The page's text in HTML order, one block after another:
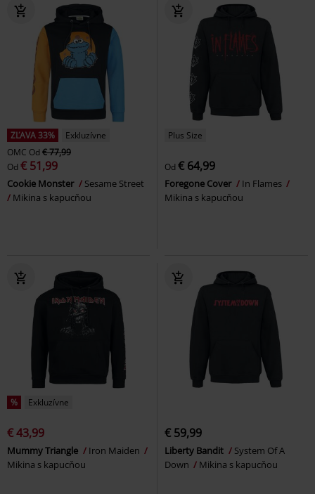
ZĽAVA 33%
Exkluzívne
OMC Od € 77,99
Od € 51,99
Cookie Monster
Sesame Street
Mikina s kapucňou
Plus Size
Od € 64,99
Foregone Cover
In Flames
Mikina s kapucňou
% Exkluzívne
€ 43,99
Mummy Triangle
Iron Maiden
Mikina s kapucňou
€ 59,99
Liberty Bandit
System Of A
Down
Mikina s kapucňou